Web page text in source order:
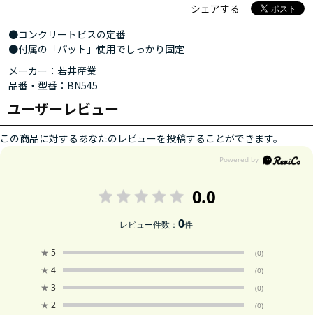
シェアする
●コンクリートビスの定番
●付属の「パット」使用でしっかり固定
メーカー：若井産業
品番・型番：BN545
ユーザーレビュー
この商品に対するあなたのレビューを投稿することができます。
0.0
レビュー件数：0件
★ 5 (0)
★ 4 (0)
★ 3 (0)
★ 2 (0)